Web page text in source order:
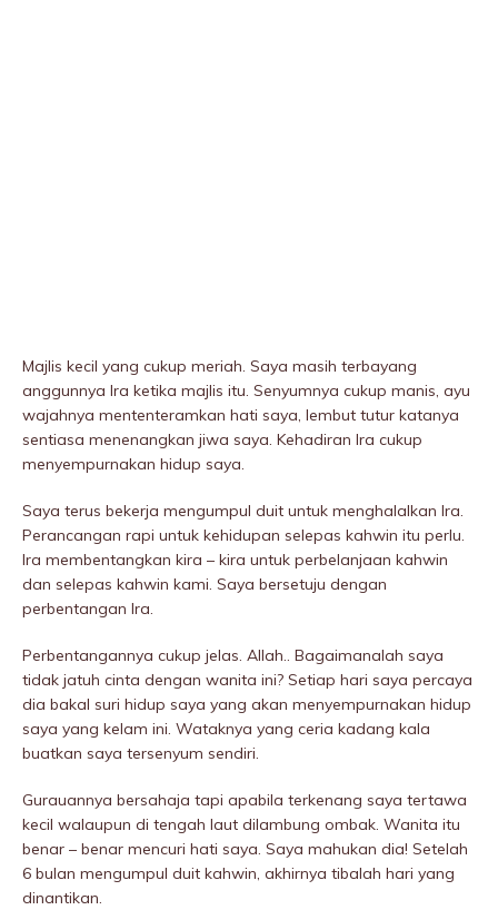
Majlis kecil yang cukup meriah. Saya masih terbayang
anggunnya Ira ketika majlis itu. Senyumnya cukup manis, ayu
wajahnya mententeramkan hati saya, lembut tutur katanya
sentiasa menenangkan jiwa saya. Kehadiran Ira cukup
menyempurnakan hidup saya.
Saya terus bekerja mengumpul duit untuk menghalalkan Ira.
Perancangan rapi untuk kehidupan selepas kahwin itu perlu.
Ira membentangkan kira – kira untuk perbelanjaan kahwin
dan selepas kahwin kami. Saya bersetuju dengan
perbentangan Ira.
Perbentangannya cukup jelas. Allah.. Bagaimanalah saya
tidak jatuh cinta dengan wanita ini? Setiap hari saya percaya
dia bakal suri hidup saya yang akan menyempurnakan hidup
saya yang kelam ini. Wataknya yang ceria kadang kala
buatkan saya tersenyum sendiri.
Gurauannya bersahaja tapi apabila terkenang saya tertawa
kecil walaupun di tengah laut dilambung ombak. Wanita itu
benar – benar mencuri hati saya. Saya mahukan dia! Setelah
6 bulan mengumpul duit kahwin, akhirnya tibalah hari yang
dinantikan.